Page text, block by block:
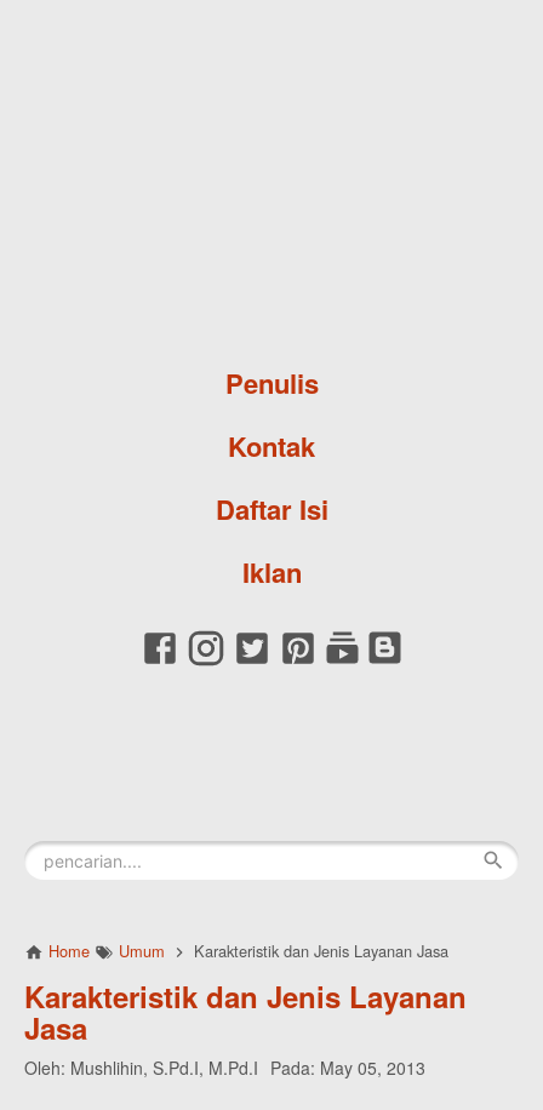
Penulis
Kontak
Daftar Isi
Iklan
Home Umum Karakteristik dan Jenis Layanan Jasa
Karakteristik dan Jenis Layanan
Jasa
Oleh: Mushlihin, S.Pd.I, M.Pd.I Pada: May 05, 2013